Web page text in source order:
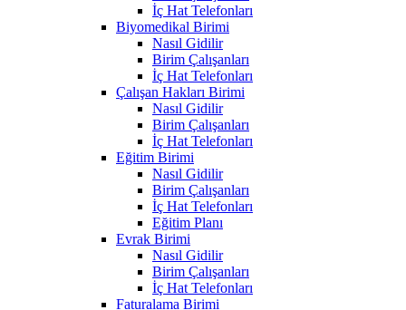
İç Hat Telefonları
Biyomedikal Birimi
Nasıl Gidilir
Birim Çalışanları
İç Hat Telefonları
Çalışan Hakları Birimi
Nasıl Gidilir
Birim Çalışanları
İç Hat Telefonları
Eğitim Birimi
Nasıl Gidilir
Birim Çalışanları
İç Hat Telefonları
Eğitim Planı
Evrak Birimi
Nasıl Gidilir
Birim Çalışanları
İç Hat Telefonları
Faturalama Birimi